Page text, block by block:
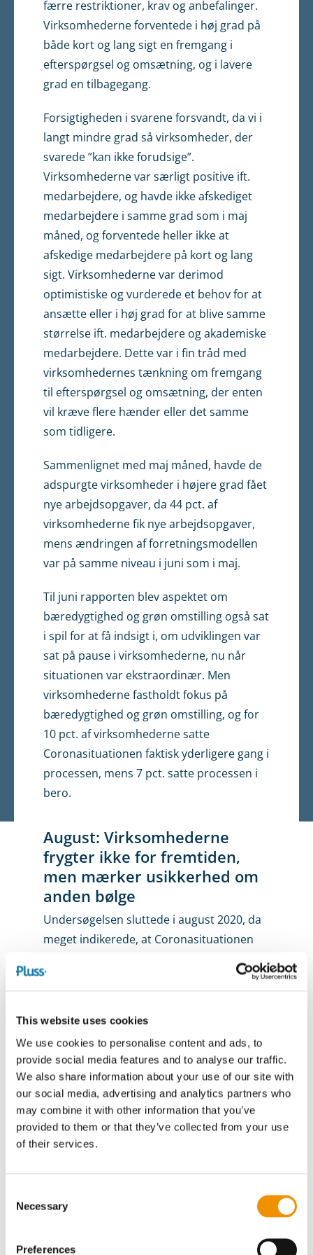
This website uses cookies
We use cookies to personalise content and ads, to
provide social media features and to analyse our traffic.
We also share information about your use of our site with
our social media, advertising and analytics partners who
may combine it with other information that you’ve
provided to them or that they’ve collected from your use
of their services.
Selection
Necessary
Preferences
færre restriktioner, krav og anbefalinger.
Virksomhederne forventede i høj grad på
både kort og lang sigt en fremgang i
efterspørgsel og omsætning, og i lavere
grad en tilbagegang.
Forsigtigheden i svarene forsvandt, da vi i
langt mindre grad så virksomheder, der
svarede ”kan ikke forudsige”.
Virksomhederne var særligt positive ift.
medarbejdere, og havde ikke afskediget
medarbejdere i samme grad som i maj
måned, og forventede heller ikke at
afskedige medarbejdere på kort og lang
sigt. Virksomhederne var derimod
optimistiske og vurderede et behov for at
ansætte eller i høj grad for at blive samme
størrelse ift. medarbejdere og akademiske
medarbejdere. Dette var i fin tråd med
virksomhedernes tænkning om fremgang
til efterspørgsel og omsætning, der enten
vil kræve flere hænder eller det samme
som tidligere.
Sammenlignet med maj måned, havde de
adspurgte virksomheder i højere grad fået
nye arbejdsopgaver, da 44 pct. af
virksomhederne fik nye arbejdsopgaver,
mens ændringen af forretningsmodellen
var på samme niveau i juni som i maj.
Til juni rapporten blev aspektet om
bæredygtighed og grøn omstilling også sat
i spil for at få indsigt i, om udviklingen var
sat på pause i virksomhederne, nu når
situationen var ekstraordinær. Men
virksomhederne fastholdt fokus på
bæredygtighed og grøn omstilling, og for
10 pct. af virksomhederne satte
Coronasituationen faktisk yderligere gang i
processen, mens 7 pct. satte processen i
bero.
August: Virksomhederne
frygter ikke for fremtiden,
men mærker usikkerhed om
anden bølge
Undersøgelsen sluttede i august 2020, da
meget indikerede, at Coronasituationen
var under kontrol, og samfundet lige så
stille var på vej tilbage til normen. Det
virksomhederne forsat var positive og i høj
grad ikke frygtede for fremtiden.
Optimismen om efterspørgsel og
omsætning var steget sammenlignet med
maj og juni, mikrovirksomhederne var de
mindst positive af SMV’erne, men forsat i
overvejende grad mere positive
forventninger om at ansætte
lav grad forventninger om at afskedige